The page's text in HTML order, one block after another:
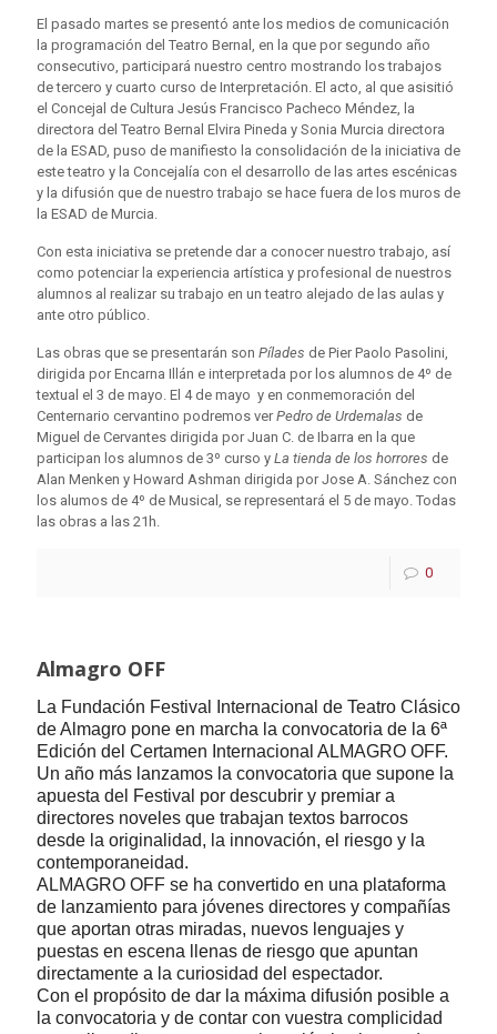
El pasado martes se presentó ante los medios de comunicación
la programación del Teatro Bernal, en la que por segundo año
consecutivo, participará nuestro centro mostrando los trabajos
de tercero y cuarto curso de Interpretación. El acto, al que asisitió
el Concejal de Cultura Jesús Francisco Pacheco Méndez, la
directora del Teatro Bernal Elvira Pineda y Sonia Murcia directora
de la ESAD, puso de manifiesto la consolidación de la iniciativa de
este teatro y la Concejalía con el desarrollo de las artes escénicas
y la difusión que de nuestro trabajo se hace fuera de los muros de
la ESAD de Murcia.
Con esta iniciativa se pretende dar a conocer nuestro trabajo, así
como potenciar la experiencia artística y profesional de nuestros
alumnos al realizar su trabajo en un teatro alejado de las aulas y
ante otro público.
Las obras que se presentarán son Pílades de Pier Paolo Pasolini,
dirigida por Encarna Illán e interpretada por los alumnos de 4º de
textual el 3 de mayo. El 4 de mayo y en conmemoración del
Centernario cervantino podremos verPedro de Urdemalas de
Miguel de Cervantes dirigida por Juan C. de Ibarra en la que
participan los alumnos de 3º curso y La tienda de los horrores de
Alan Menken y Howard Ashman dirigida por Jose A. Sánchez con
los alumos de 4º de Musical, se representará el 5 de mayo. Todas
las obras a las 21h.
0
Almagro OFF
La Fundación Festival Internacional de Teatro Clásico
de Almagro pone en marcha la convocatoria de la 6ª
Edición del Certamen Internacional ALMAGRO OFF.
Un año más lanzamos la convocatoria que supone la
apuesta del Festival por descubrir y premiar a
directores noveles que trabajan textos barrocos
desde la originalidad, la innovación, el riesgo y la
contemporaneidad.
ALMAGRO OFF se ha convertido en una plataforma
de lanzamiento para jóvenes directores y compañías
que aportan otras miradas, nuevos lenguajes y
puestas en escena llenas de riesgo que apuntan
directamente a la curiosidad del espectador.
Con el propósito de dar la máxima difusión posible a
la convocatoria y de contar con vuestra complicidad